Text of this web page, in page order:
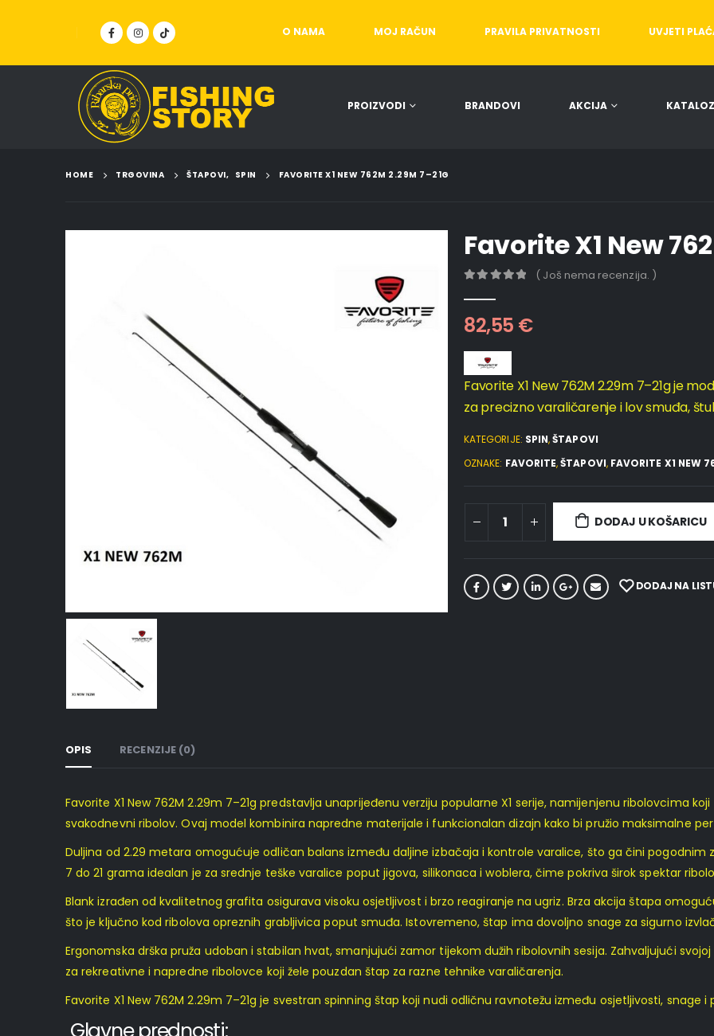
O NAMA MOJ RAČUN PRAVILA PRIVATNOSTI UVJETI
PROIZVODI BRANDOVI AKCIJA
HOME TRGOVINA ŠTAPOVI, SPIN FAVORITE X1 NEW 762M 2.29M 7–21G
Favorite X1 New
( Još nema recenzija. )
82,55 €
Favorite X1 New 762M 2.29m 7–21g je
za precizno varaličarenje i lov smuđa,
KATEGORIJE: SPIN,ŠTAPOVI
OZNAKE: FAVORITE,ŠTAPOVI, FAVORITE X1 NEW
DODAJ U KOŠARICU
DODAJ NA
OPIS RECENZIJE (0)
Favorite X1 New 762M 2.29m 7–21g predstavlja unaprijeđenu verziju popularne X1 serije, namijenjenu ribolovcima
svakodnevni ribolov. Ovaj model kombinira napredne materijale i funkcionalan dizajn kako bi pružio maksimalne
Duljina od 2.29 metara omogućuje odličan balans između daljine izbačaja i kontrole varalice, što ga čini pogodnim
7 do 21 grama idealan je za srednje teške varalice poput jigova, silikonaca i woblera, čime pokriva širok spektar
Blank izrađen od kvalitetnog grafita osigurava visoku osjetljivost i brzo reagiranje na ugriz. Brza akcija štapa
što je ključno kod ribolova opreznih grabljivica poput smuđa. Istovremeno, štap ima dovoljno snage za sigurno
Ergonomska drška pruža udoban i stabilan hvat, smanjujući zamor tijekom dužih ribolovnih sesija. Zahvaljujući
za rekreativne i napredne ribolovce koji žele pouzdan štap za razne tehnike varaličarenja.
Favorite X1 New 762M 2.29m 7–21g je svestran spinning štap koji nudi odličnu ravnotežu između osjetljivosti, snage i